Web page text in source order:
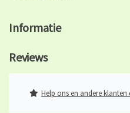
Informatie
Reviews
Help ons en andere